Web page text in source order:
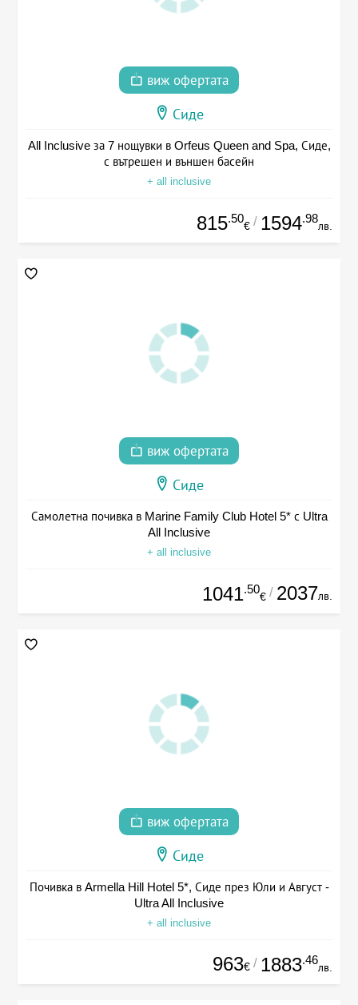
виж офертата
Сиде
All Inclusive за 7 нощувки в Orfeus Queen and Spa, Сиде,
с вътрешен и външен басейн
+ all inclusive
815.50
€ / 1594.98
лв.
виж офертата
Сиде
Самолетна почивка в Marine Family Club Hotel 5* с Ultra
All Inclusive
+ all inclusive
1041.50
€ / 2037лв.
виж офертата
Сиде
Почивка в Armella Hill Hotel 5*, Сиде през Юли и Август -
Ultra All Inclusive
+ all inclusive
963€ / 1883.46
лв.